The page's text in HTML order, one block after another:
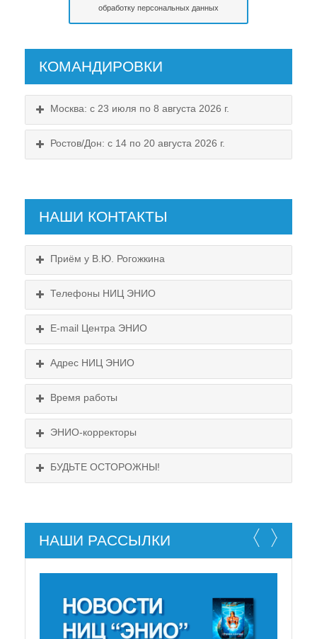
обработку персональных данных
КОМАНДИРОВКИ
Москва: с 23 июля по 8 августа 2026 г.
Схема проезда
Выходные:
Ростов/Дон: с 14 по 20 августа 2026 г.
Схема проезда
Выходные:
НАШИ КОНТАКТЫ
Приём у В.Ю. Рогожкина
Телефоны НИЦ ЭНИО
E-mail Центра ЭНИО
Адрес НИЦ ЭНИО
Время работы
ЭНИО-корректоры
БУДЬТЕ ОСТОРОЖНЫ!
НАШИ РАССЫЛКИ